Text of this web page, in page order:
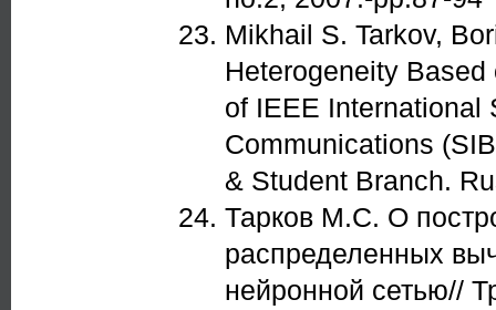
Mikhail S. Tarkov,
Heterogeneity
of IEEE International
Communications
& Student Branch.
Тарков М.С. О
распределенных
нейронной сетью//